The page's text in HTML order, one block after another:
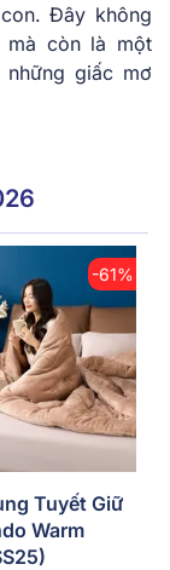
Đây không
mà còn là một
giấc mơ
-61%
Tuyết Giữ
Warm